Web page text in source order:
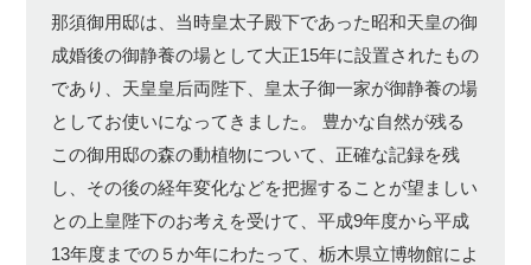
那須御用邸は、当時皇太子殿下であった昭和天皇の御
成婚後の御静養の場として大正15年に設置されたもの
であり、天皇皇后両陛下、皇太子御一家が御静養の場
としてお使いになってきました。 豊かな自然が残る
この御用邸の森の動植物について、正確な記録を残
し、その後の経年変化などを把握することが望ましい
との上皇陛下のお考えを受けて、平成9年度から平成
13年度までの５か年にわたって、栃木県立博物館によ